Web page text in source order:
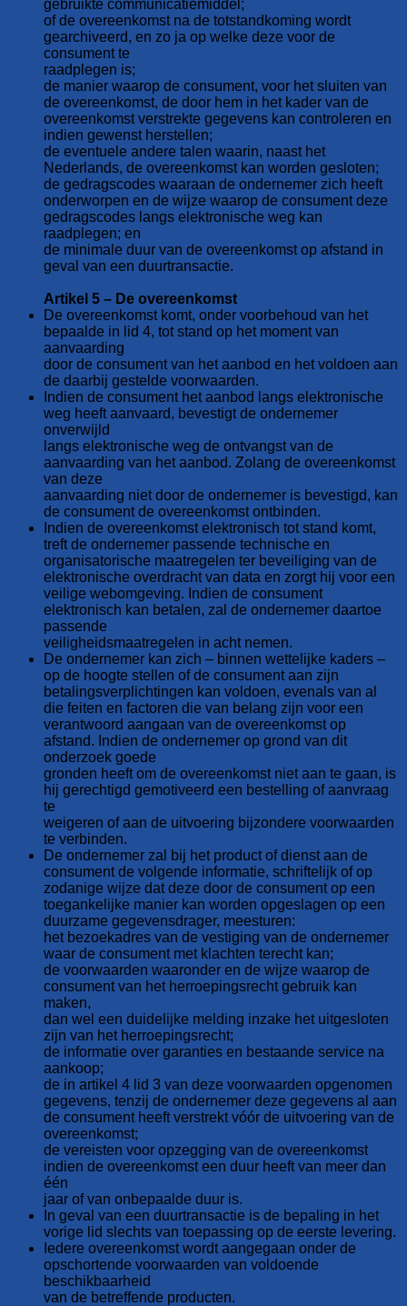
gebruikte communicatiemiddel;
of de overeenkomst na de totstandkoming wordt
gearchiveerd, en zo ja op welke deze voor de
consument te
raadplegen is;
de manier waarop de consument, voor het sluiten van
de overeenkomst, de door hem in het kader van de
overeenkomst verstrekte gegevens kan controleren en
indien gewenst herstellen;
de eventuele andere talen waarin, naast het
Nederlands, de overeenkomst kan worden gesloten;
de gedragscodes waaraan de ondernemer zich heeft
onderworpen en de wijze waarop de consument deze
gedragscodes langs elektronische weg kan
raadplegen; en
de minimale duur van de overeenkomst op afstand in
geval van een duurtransactie.
Artikel 5 – De overeenkomst
De overeenkomst komt, onder voorbehoud van het
bepaalde in lid 4, tot stand op het moment van
aanvaarding
door de consument van het aanbod en het voldoen aan
de daarbij gestelde voorwaarden.
Indien de consument het aanbod langs elektronische
weg heeft aanvaard, bevestigt de ondernemer
onverwijld
langs elektronische weg de ontvangst van de
aanvaarding van het aanbod. Zolang de overeenkomst
van deze
aanvaarding niet door de ondernemer is bevestigd, kan
de consument de overeenkomst ontbinden.
Indien de overeenkomst elektronisch tot stand komt,
treft de ondernemer passende technische en
organisatorische maatregelen ter beveiliging van de
elektronische overdracht van data en zorgt hij voor een
veilige webomgeving. Indien de consument
elektronisch kan betalen, zal de ondernemer daartoe
passende
veiligheidsmaatregelen in acht nemen.
De ondernemer kan zich – binnen wettelijke kaders –
op de hoogte stellen of de consument aan zijn
betalingsverplichtingen kan voldoen, evenals van al
die feiten en factoren die van belang zijn voor een
verantwoord aangaan van de overeenkomst op
afstand. Indien de ondernemer op grond van dit
onderzoek goede
gronden heeft om de overeenkomst niet aan te gaan, is
hij gerechtigd gemotiveerd een bestelling of aanvraag
te
weigeren of aan de uitvoering bijzondere voorwaarden
te verbinden.
De ondernemer zal bij het product of dienst aan de
consument de volgende informatie, schriftelijk of op
zodanige wijze dat deze door de consument op een
toegankelijke manier kan worden opgeslagen op een
duurzame gegevensdrager, meesturen:
het bezoekadres van de vestiging van de ondernemer
waar de consument met klachten terecht kan;
de voorwaarden waaronder en de wijze waarop de
consument van het herroepingsrecht gebruik kan
maken,
dan wel een duidelijke melding inzake het uitgesloten
zijn van het herroepingsrecht;
de informatie over garanties en bestaande service na
aankoop;
de in artikel 4 lid 3 van deze voorwaarden opgenomen
gegevens, tenzij de ondernemer deze gegevens al aan
de consument heeft verstrekt vóór de uitvoering van de
overeenkomst;
de vereisten voor opzegging van de overeenkomst
indien de overeenkomst een duur heeft van meer dan
één
jaar of van onbepaalde duur is.
In geval van een duurtransactie is de bepaling in het
vorige lid slechts van toepassing op de eerste levering.
Iedere overeenkomst wordt aangegaan onder de
opschortende voorwaarden van voldoende
beschikbaarheid
van de betreffende producten.